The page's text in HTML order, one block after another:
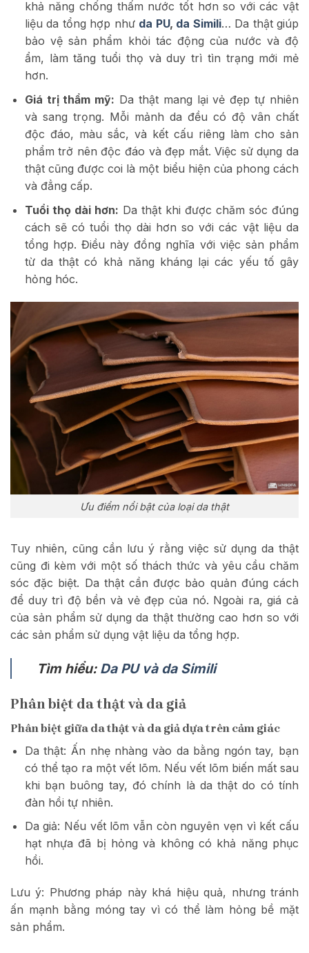
khả năng chống thấm nước tốt hơn so với các vật
liệu da tổng hợp như da PU, da Simili… Da thậtgiúp
bảo vệ sản phẩm khỏi tác động của nước và độ
ẩm, làm tăng tuổi thọ và duy trì tìn trạng mới mẻ
hơn.
Giá trị thẩm mỹ: Da thật mang lại vẻ đẹp tự nhiên
và sang trọng. Mỗi mảnh da đều có độ vân chất
độc đáo, màu sắc, và kết cấu riêng làm cho sản
phẩm trở nên độc đáo và đẹp mắt. Việc sử dụng da
thật cũng được coi là một biểu hiện của phong cách
và đẳng cấp.
Tuổi thọ dài hơn: Da thật khi được chăm sóc đúng
cách sẽ có tuổi thọ dài hơn so với các vật liệu da
tổng hợp. Điều này đồng nghĩa với việc sản phẩm
từ da thật có khả năng kháng lại các yếu tố gây
hỏng hóc.
Ưu điểm nổi bật của loại da thật
Tuy nhiên, cũng cần lưu ý rằng việc sử dụng da thật
cũng đi kèm với một số thách thức và yêu cầu chăm
sóc đặc biệt. Da thật cần được bảo quản đúng cách
để duy trì độ bền và vẻ đẹp của nó. Ngoài ra, giá cả
của sản phẩm sử dụng da thật thường cao hơn so với
các sản phẩm sử dụng vật liệu da tổng hợp.
Tìm hiểu: Da PU và da Simili
Phân biệt da thật và da giả
Phân biệt giữa da thật và da giả dựa trên cảm giác
Da thật: Ấn nhẹ nhàng vào da bằng ngón tay, bạn
có thể tạo ra một vết lõm. Nếu vết lõm biến mất sau
khi bạn buông tay, đó chính là da thật do có tính
đàn hồi tự nhiên.
Da giả: Nếu vết lõm vẫn còn nguyên vẹn vì kết cấu
hạt nhựa đã bị hỏng và không có khả năng phục
hồi.
Lưu ý: Phương pháp này khá hiệu quả, nhưng tránh
ấn mạnh bằng móng tay vì có thể làm hỏng bề mặt
sản phẩm.